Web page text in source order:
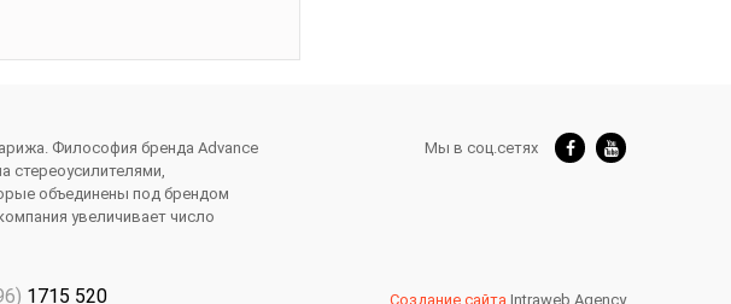
Философия бренда Advance
стереоусилителями,
объединены под брендом
увеличивает число
1715 520
Мы в соц.сетях
Создание сайта Intraweb Agency